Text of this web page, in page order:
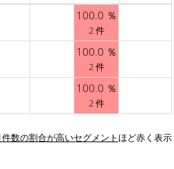
100.0 ％
2 件
100.0 ％
2 件
100.0 ％
2 件
数の割合が高いセグメントほど赤く表示